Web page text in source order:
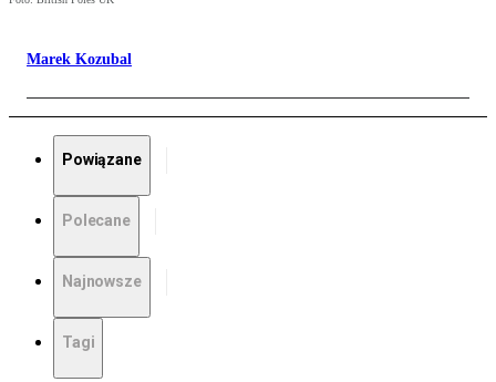
Marek Kozubal
Powiązane
Polecane
Najnowsze
Tagi